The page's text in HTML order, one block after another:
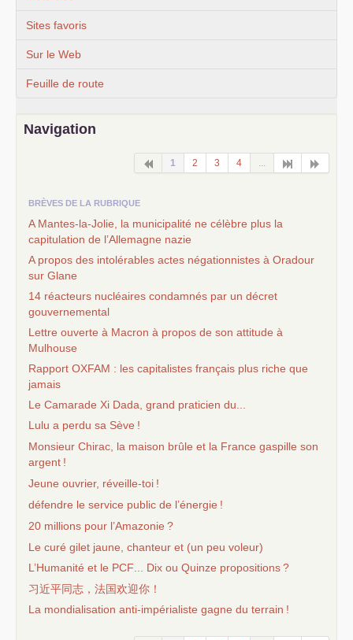
Sites favoris
Sur le Web
Feuille de route
Navigation
1 2 3 4 ...
BRÈVES DE LA RUBRIQUE
A Mantes-la-Jolie, la municipalité ne célèbre plus la
capitulation de l’Allemagne nazie
A propos des intolérables actes négationnistes à Oradour
sur Glane
14 réacteurs nucléaires condamnés par un décret
gouvernemental
Lettre ouverte à Macron à propos de son attitude à
Mulhouse
Rapport OXFAM : les capitalistes français plus riche que
jamais
Le Camarade Xi Dada, grand praticien du...
Lulu a perdu sa Sève !
Monsieur Chirac, la maison brûle et la France gaspille son
argent !
Jeune ouvrier, réveille-toi !
défendre le service public de l’énergie !
20 millions pour l’Amazonie ?
Le curé gilet jaune, chanteur et (un peu voleur)
L’Humanité et le PCF ... Dix ou Quinze propositions?
习近平同志，法国欢迎你！
La mondialisation anti-impérialiste gagne du terrain !